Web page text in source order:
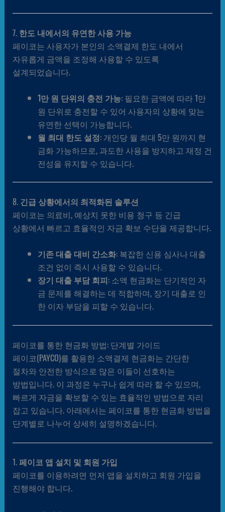
7. 한도 내에서의 유연한 사용 가능
페이코는 사용자가 본인의 소액결제 한도 내에서
자유롭게 금액을 조정해 사용할 수 있도록
설계되었습니다.
1만 원 단위의 충전 가능: 필요한 금액에 따라 1만
원 단위로 충전할 수 있어 사용자의 상황에 맞는
유연한 선택이 가능합니다.
월 최대 한도 설정: 개인당 월 최대 5만 원까지 현
금화 가능하므로, 과도한 사용을 방지하고 재정 건
전성을 유지할 수 있습니다.
8. 긴급 상황에서의 최적화된 솔루션
페이코는 의료비, 예상치 못한 비용 청구 등 긴급
상황에서 빠르고 효율적인 자금 확보 수단을 제공합니다.
기존 대출 대비 간소화: 복잡한 신용 심사나 대출
조건 없이 즉시 사용할 수 있습니다.
장기 대출 부담 회피: 소액 현금화는 단기적인 자
금 문제를 해결하는 데 적합하며, 장기 대출로 인
한 이자 부담을 피할 수 있습니다.
페이코를 통한 현금화 방법: 단계별 가이드
페이코(PAYCO)를 활용한 소액결제 현금화는 간단한
절차와 안전한 방식으로 많은 이들이 선호하는
방법입니다. 이 과정은 누구나 쉽게 따라 할 수 있으며,
빠르게 자금을 확보할 수 있는 효율적인 방법으로 자리
잡고 있습니다. 아래에서는 페이코를 통한 현금화 방법을
단계별로 나누어 상세히 설명하겠습니다.
1.페이코 앱 설치 및 회원 가입
페이코를 이용하려면 먼저 앱을 설치하고 회원 가입을
진행해야 합니다.